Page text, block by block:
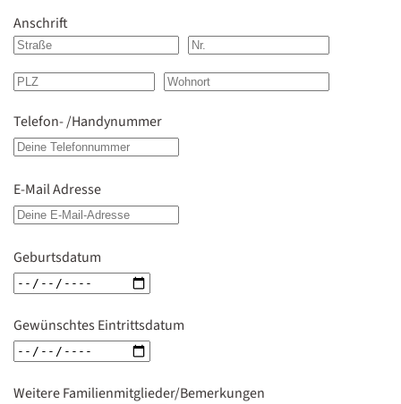
Anschrift
Telefon- /Handynummer
E-Mail Adresse
Geburtsdatum
Gewünschtes Eintrittsdatum
Weitere Familienmitglieder/Bemerkungen